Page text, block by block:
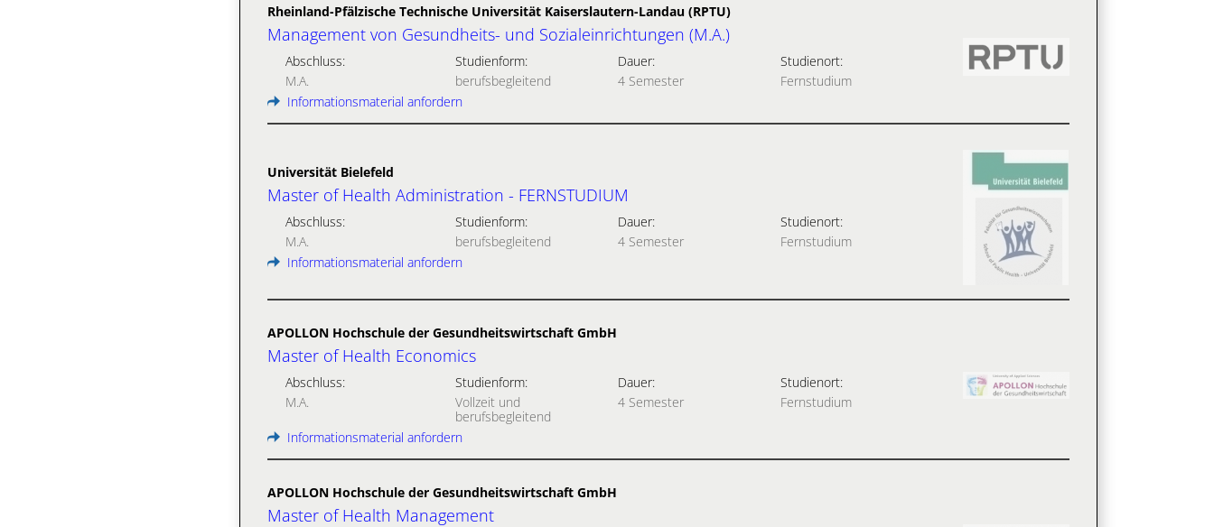
Rheinland-Pfälzische Technische Universität Kaiserslautern-Landau (RPTU)
Management von Gesundheits- und Sozialeinrichtungen (M.A.)
Abschluss:
M.A.
Studienform:
berufsbegleitend
Dauer:
4 Semester
Studienort:
Fernstudium
Informationsmaterial anfordern
Universität Bielefeld
Master of Health Administration - FERNSTUDIUM
Abschluss:
M.A.
Studienform:
berufsbegleitend
Dauer:
4 Semester
Studienort:
Fernstudium
Informationsmaterial anfordern
APOLLON Hochschule der Gesundheitswirtschaft GmbH
Master of Health Economics
Abschluss:
M.A.
Studienform:
Vollzeit und
berufsbegleitend
Dauer:
4 Semester
Studienort:
Fernstudium
Informationsmaterial anfordern
APOLLON Hochschule der Gesundheitswirtschaft GmbH
Master of Health Management